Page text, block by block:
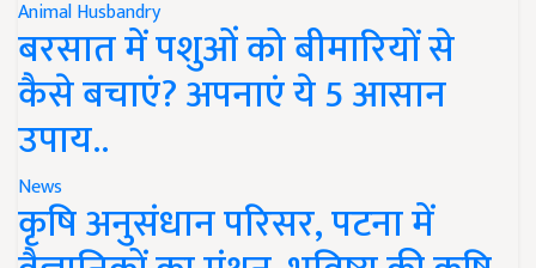
Animal Husbandry
बरसात में पशुओं को बीमारियों से
कैसे बचाएं? अपनाएं ये 5 आसान
उपाय..
News
कृषि अनुसंधान परिसर, पटना में